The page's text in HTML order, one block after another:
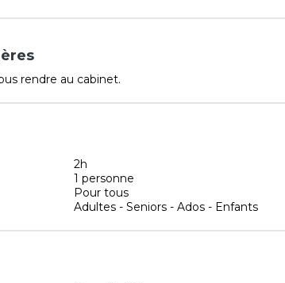
rendre au cabinet.
2h
1 personne
Pour tous
Adultes - Seniors - Ados - Enfants